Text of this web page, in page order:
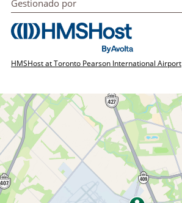
Gestionado por
HMSHost at Toronto Pearson International Airport